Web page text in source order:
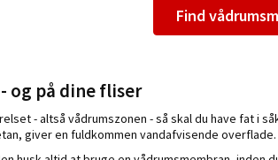
Find
og på dine fliser
- altså vådrumszonen - så skal du have fat
giver en fuldkommen vandafvisende overflade.